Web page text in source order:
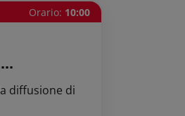
Orario: 10:00
diffusione di